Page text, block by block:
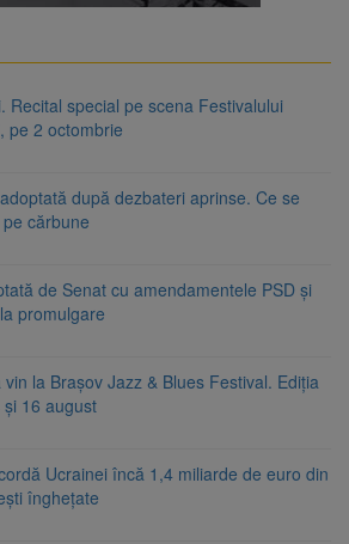
Recital special pe scena Festivalului
pe 2 octombrie
după dezbateri aprinse. Ce se
cărbune
de Senat cu amendamentele PSD și
promulgare
la Brașov Jazz & Blues Festival. Ediția
16 august
Ucrainei încă 1,4 miliarde de euro din
înghețate